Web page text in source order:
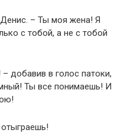
– Ты моя жена! Я
с тобой, а не с тобой
добавив в голос патоки,
Ты все понимаешь! И